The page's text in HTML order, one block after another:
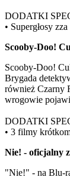
DODATKI
• Supergłosy
Scooby-Doo!
Scooby-Doo!
Brygada
również Czarny
wrogowie
DODATKI
• 3 filmy
Nie! - oficjalny
"Nie!" - na